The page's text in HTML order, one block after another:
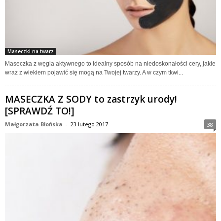
Maseczki na twarz
Maseczka z węgla aktywnego to idealny sposób na niedoskonałości cery, jakie
wraz z wiekiem pojawić się mogą na Twojej twarzy. A w czym tkwi...
MASECZKA Z SODY to zastrzyk urody!
[SPRAWDŹ TO!]
Małgorzata Błońska - 23 lutego 2017 38